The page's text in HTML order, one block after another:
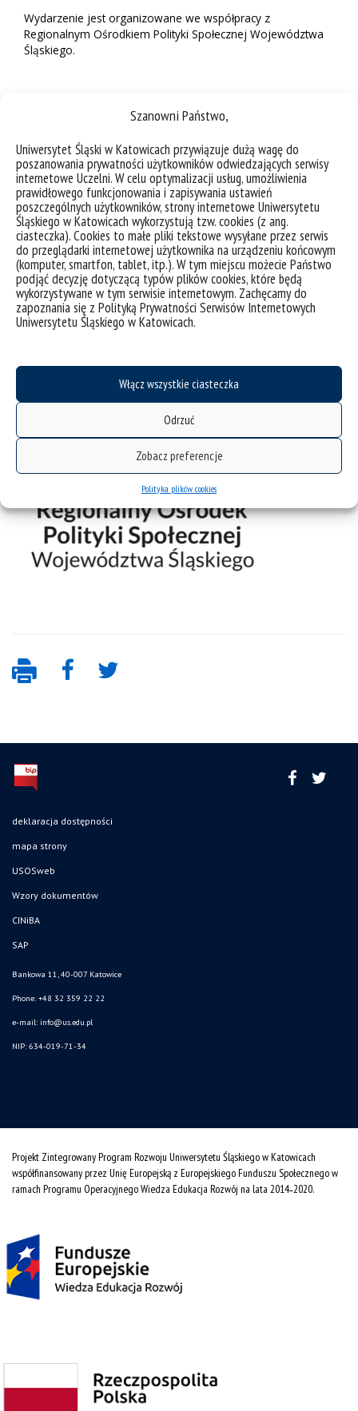
Szanowni Państwo,
Uniwersytet Śląski w Katowicach przywiązuje dużą wagę do
poszanowania prywatności użytkowników odwiedzających serwisy
internetowe Uczelni. W celu optymalizacji usług, umożliwienia
prawidłowego funkcjonowania i zapisywania ustawień
poszczególnych użytkowników, strony internetowe Uniwersytetu
Śląskiego w Katowicach wykorzystują tzw. cookies (z ang.
ciasteczka). Cookies to małe pliki tekstowe wysyłane przez serwis
do przeglądarki internetowej użytkownika na urządzeniu końcowym
(komputer, smartfon, tablet, itp.). W tym miejscu możecie Państwo
podjąć decyzję dotyczącą typów plików cookies, które będą
wykorzystywane w tym serwisie internetowym. Zachęcamy do
zapoznania się z Polityką Prywatności Serwisów Internetowych
Uniwersytetu Śląskiego w Katowicach.
Włącz wszystkie ciasteczka
Odrzuć
Zobacz preferencje
Polityka plików cookies
Wydarzenie jest organizowane we współpracy z
Regionalnym Ośrodkiem Polityki Społecznej Województwa
Śląskiego.
deklaracja dostępności
mapa strony
USOSweb
Wzory dokumentów
CINiBA
SAP
Bankowa 11, 40-007 Katowice
Phone: +48 32 359 22 22
e-mail: info@us.edu.pl
NIP: 634-019-71-34
Projekt Zintegrowany Program Rozwoju Uniwersytetu Śląskiego w Katowicach
współfinansowany przez Unię Europejską z Europejskiego Funduszu Społecznego w
ramach Programu Operacyjnego Wiedza Edukacja Rozwój na lata 2014˗2020.